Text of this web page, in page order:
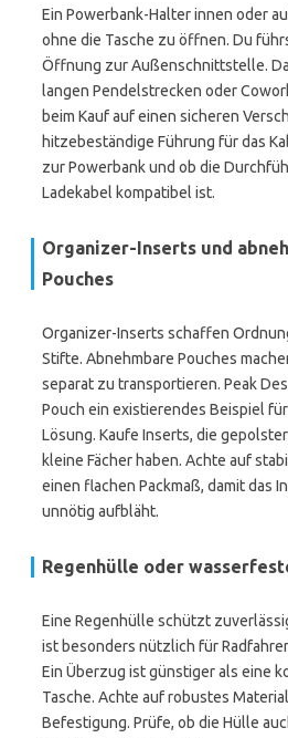
Ein Powerbank-Halter innen oder
ohne die Tasche zu öffnen. Du
Öffnung zur Außenschnittstelle.
langen Pendelstrecken oder
beim Kauf auf einen sicheren
hitzebeständige Führung für das
zur Powerbank und ob die
Ladekabel kompatibel ist.
Organizer-Inserts und
Pouches
Organizer-Inserts schaffen
Stifte. Abnehmbare Pouches
separat zu transportieren. Peak
Pouch ein existierendes Beispiel
Lösung. Kaufe Inserts, die
kleine Fächer haben. Achte auf
einen flachen Packmaß, damit das
unnötig aufbläht.
Regenhülle oder
Eine Regenhülle schützt
ist besonders nützlich für
Ein Überzug ist günstiger als eine
Tasche. Achte auf robustes
Befestigung. Prüfe, ob die Hülle